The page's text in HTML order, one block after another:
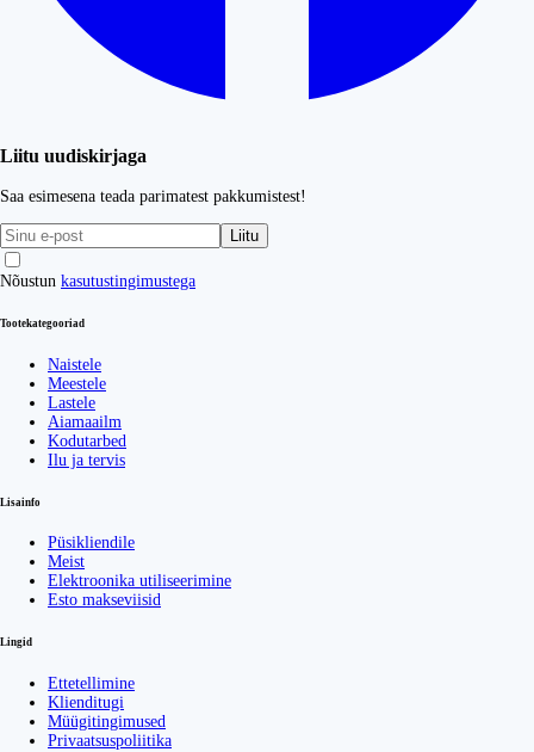
Liitu uudiskirjaga
Saa esimesena teada parimatest pakkumistest!
Liitu
Nõustun kasutustingimustega
Tootekategooriad
Naistele
Meestele
Lastele
Aiamaailm
Kodutarbed
Ilu ja tervis
Lisainfo
Püsikliendile
Meist
Elektroonika utiliseerimine
Esto makseviisid
Lingid
Ettetellimine
Klienditugi
Müügitingimused
Privaatsuspoliitika